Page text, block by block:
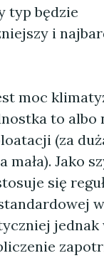
typ będzie
i
moc
to albo
(za
mała). Jako
się
jednak